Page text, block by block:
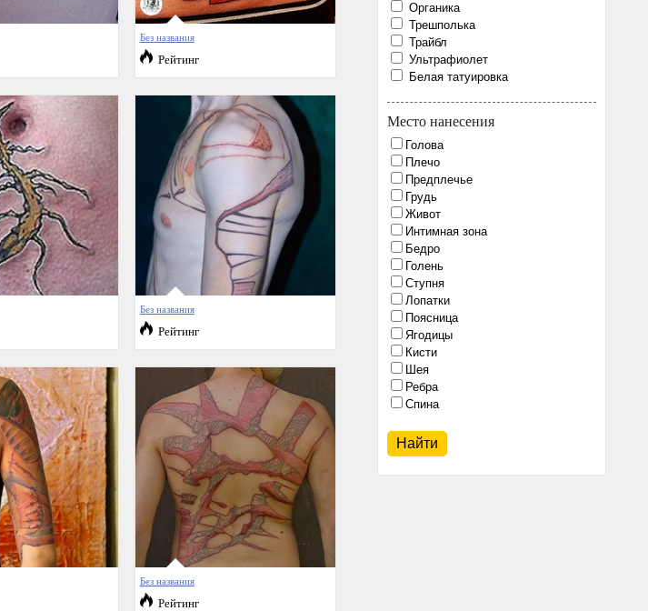
Органика
Трешполька
Трайбл
Ультрафиолет
Белая татуировка
Место нанесения
Голова
Плечо
Предплечье
Грудь
Живот
Интимная зона
Бедро
Голень
Ступня
Лопатки
Поясница
Ягодицы
Кисти
Шея
Ребра
Спина
Без названия
Рейтинг
Без названия
Рейтинг
Без названия
Рейтинг